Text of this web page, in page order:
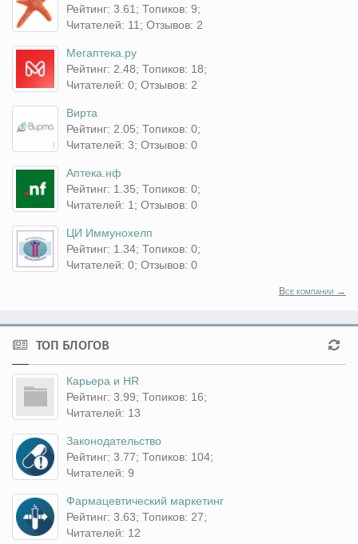
Рейтинг: 3.61; Топиков: 9;
Читателей: 11; Отзывов: 2
Мегаптека.ру
Рейтинг: 2.48; Топиков: 18;
Читателей: 0; Отзывов: 2
Вирта
Рейтинг: 2.05; Топиков: 0;
Читателей: 3; Отзывов: 0
Аптека.нф
Рейтинг: 1.35; Топиков: 0;
Читателей: 1; Отзывов: 0
ЦИ Иммунохелп
Рейтинг: 1.34; Топиков: 0;
Читателей: 0; Отзывов: 0
Все компании →
ТОП БЛОГОВ
Карьера и HR
Рейтинг: 3.99; Топиков: 16;
Читателей: 13
Законодательство
Рейтинг: 3.77; Топиков: 104;
Читателей: 9
Фармацевтический маркетинг
Рейтинг: 3.63; Топиков: 27;
Читателей: 12